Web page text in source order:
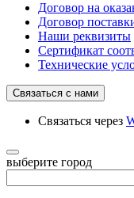
Договор на
Договор
Наши реквизиты
Сертификат
Технические
Связаться с нами
Связаться через
выберите город